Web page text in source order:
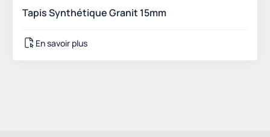
Tapis Synthétique Granit 15mm
En savoir plus